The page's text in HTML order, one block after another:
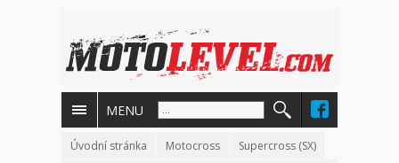
MENU
Úvodní stránka Motocross
Supercross (SX)